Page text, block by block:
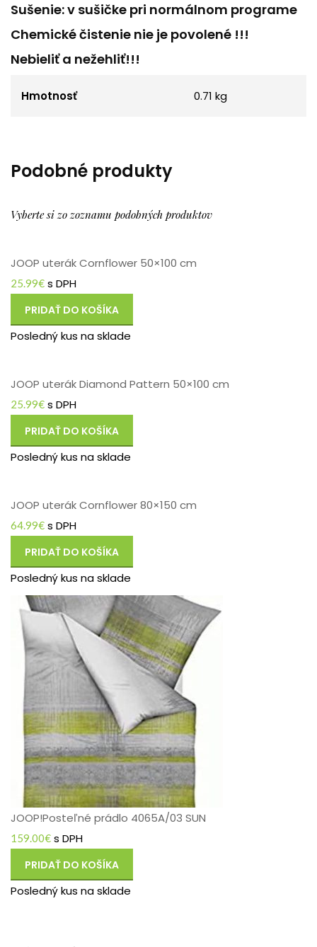
Sušenie: v sušičke pri normálnom programe
Chemické čistenie nie je povolené !!!
Nebieliť a nežehliť!!!
Hmotnosť 0.71 kg
Podobné produkty
Vyberte si zo zoznamu podobných produktov
JOOP uterák Cornflower 50×100 cm
25.99€ s DPH
PRIDAŤ DO KOŠÍKA
Posledný kus na sklade
JOOP uterák Diamond Pattern 50×100 cm
25.99€ s DPH
PRIDAŤ DO KOŠÍKA
Posledný kus na sklade
JOOP uterák Cornflower 80×150 cm
64.99€ s DPH
PRIDAŤ DO KOŠÍKA
Posledný kus na sklade
JOOP!Posteľné prádlo 4065A/03 SUN
159.00€ s DPH
PRIDAŤ DO KOŠÍKA
Posledný kus na sklade